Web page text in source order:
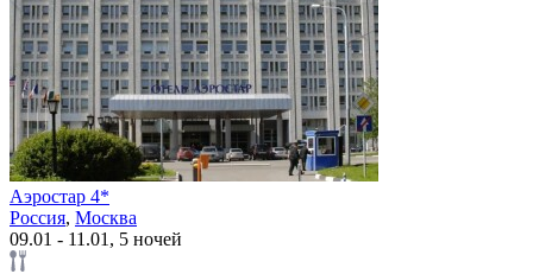
Аэростар 4*
Россия, Москва
09.01 - 11.01, 5 ночей